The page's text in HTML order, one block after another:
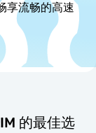
享流畅的高速
的最佳选